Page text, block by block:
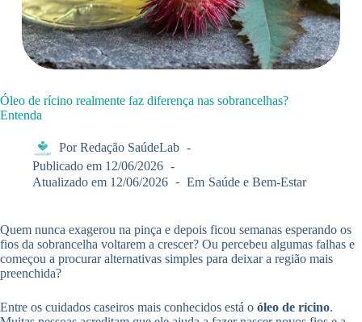
Óleo de rícino realmente faz diferença nas sobrancelhas?
Entenda
Por Redação SaúdeLab
Publicado em 12/06/2026
Atualizado em 12/06/2026 Em Saúde e Bem-Estar
Quem nunca exagerou na pinça e depois ficou semanas esperando os
fios da sobrancelha voltarem a crescer? Ou percebeu algumas falhas e
começou a procurar alternativas simples para deixar a região mais
preenchida?
Entre os cuidados caseiros mais conhecidos está o óleo de rícino.